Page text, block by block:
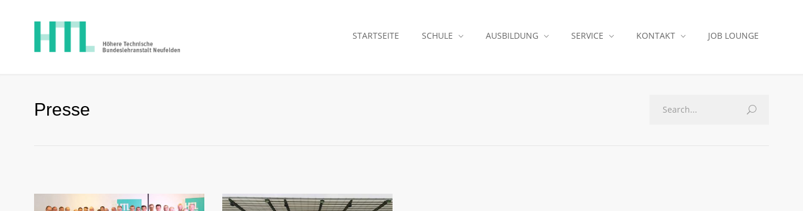
STARTSEITE SCHULE AUSBILDUNG SERVICE KONTAKT JOB LOUNGE
Presse